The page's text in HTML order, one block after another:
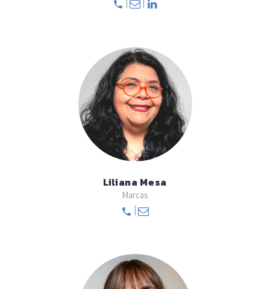
Liliana Mesa
Marcas
|